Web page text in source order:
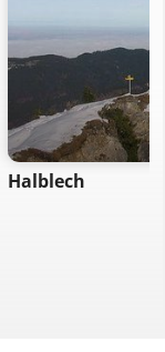
Halblech